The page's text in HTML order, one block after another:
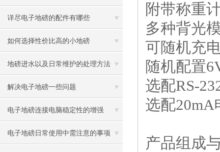
详尽电子地磅的配件有哪些
如何选择性价比高的小地磅
地磅进水以及日常维护的处理方法
解决电子地磅一些问题
电子地磅连接电脑稳定性的增强
电子地磅日常使用中需注意的事项
附带称重
多种背光
可随机充
随机配置
选配RS-
选配20mA
产品组成